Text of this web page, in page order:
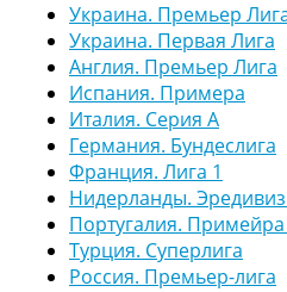
Украина. Премьер
Украина. Первая Лига
Англия. Премьер Лига
Испания. Примера
Италия. Серия А
Германия. Бундеслига
Франция. Лига 1
Нидерланды.
Португалия.
Турция. Суперлига
Россия. Премьер-лига